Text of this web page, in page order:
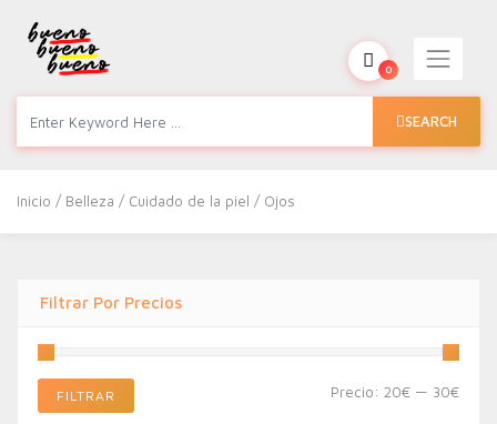
SEARCH
0
Inicio / Belleza / Cuidado de la piel / Ojos
Filtrar Por Precios
FILTRAR Precio: 20€ — 30€